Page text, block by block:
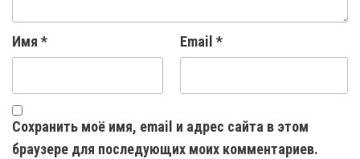
Имя * Email *
Сохранить моё имя, email и адрес сайта в этом
браузере для последующих моих комментариев.